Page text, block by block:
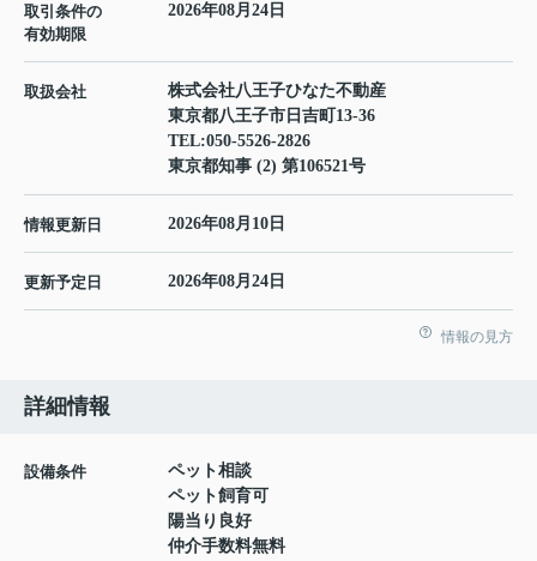
取引条件の
有効期限
2026年08月24日
取扱会社
株式会社八王子ひなた不動産
東京都八王子市日吉町13-36
TEL:050-5526-2826
東京都知事 (2) 第106521号
情報更新日 2026年08月10日
更新予定日 2026年08月24日
情報の見方
詳細情報
設備条件
ペット相談
ペット飼育可
陽当り良好
仲介手数料無料